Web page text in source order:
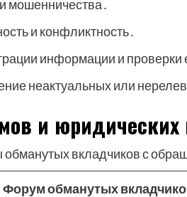
мошенничества․
и конфликтность․
информации и проверки
неактуальных или
и юридических
вкладчиков с
Форум обманутых